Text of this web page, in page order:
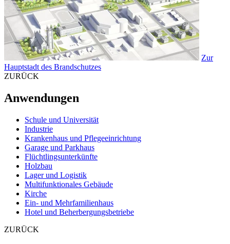
Zur
Hauptstadt des Brandschutzes
ZURÜCK
Anwendungen
Schule und Universität
Industrie
Krankenhaus und Pflegeeinrichtung
Garage und Parkhaus
Flüchtlingsunterkünfte
Holzbau
Lager und Logistik
Multifunktionales Gebäude
Kirche
Ein- und Mehrfamilienhaus
Hotel und Beherbergungsbetriebe
ZURÜCK